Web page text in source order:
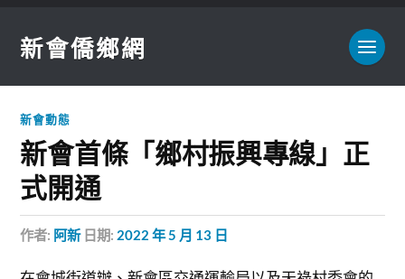
新會僑鄉網
新會動態
新會首條「鄉村振興專線」正
式開通
作者: 阿新 日期: 2022 年 5 月 13 日